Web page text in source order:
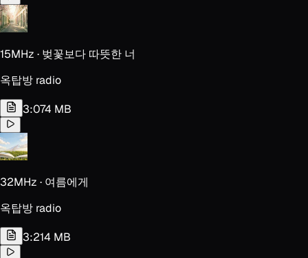
15MHz · 벚꽃보다 따뜻한 너
옥탑방 radio
3:074 MB
32MHz · 여름에게
옥탑방 radio
3:214 MB